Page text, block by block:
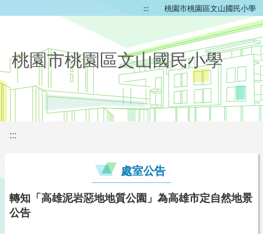
::: 桃園市桃園區文山國民小學
桃園市桃園區文山國民小學
:::
處室公告
轉知「高雄泥岩惡地地質公園」為高雄市定自然地景
公告